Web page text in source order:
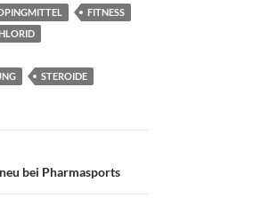
FITNESS
STEROIDE
bei Pharmasports